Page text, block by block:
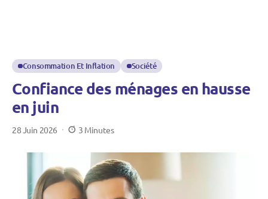
Consommation Et Inflation Société
Confiance des ménages en hausse
en juin
28 Juin 2026 3 Minutes